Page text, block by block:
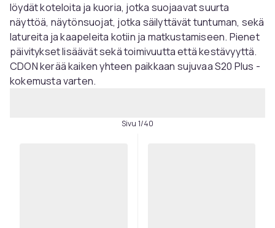
löydät koteloita ja kuoria, jotka suojaavat suurta
näyttöä, näytönsuojat, jotka säilyttävät tuntuman, sekä
latureita ja kaapeleita kotiin ja matkustamiseen. Pienet
päivitykset lisäävät sekä toimivuutta että kestävyyttä.
CDON kerää kaiken yhteen paikkaan sujuvaa S20 Plus -
kokemusta varten.
Sivu 1/40